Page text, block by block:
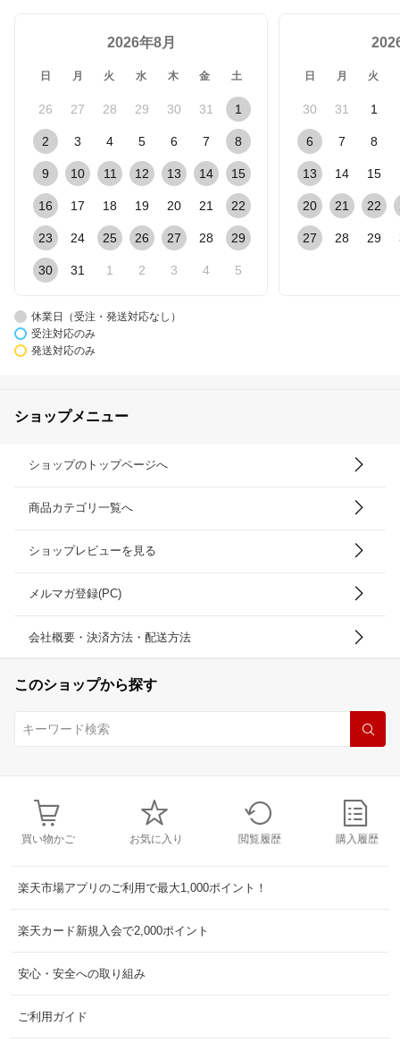
2026年8月
日 月 火 水 木 金 土
26 27 28 29 30 31 1
2 3 4 5 6 7 8
9 10 11 12 13 14 15
16 17 18 19 20 21 22
23 24 25 26 27 28 29
30 31 1 2 3 4 5
日 月 火
30 31 1
6 7 8
13 14 15
20 21 22
27 28 29
休業日（受注・発送対応なし）
受注対応のみ
発送対応のみ
ショップメニュー
ショップのトップページへ
商品カテゴリ一覧へ
ショップレビューを見る
メルマガ登録(PC)
会社概要・決済方法・配送方法
このショップから探す
買い物かご お気に入り 閲覧履歴 購入履歴
楽天市場アプリのご利用で最大1,000ポイント！
楽天カード新規入会で2,000ポイント
安心・安全への取り組み
ご利用ガイド